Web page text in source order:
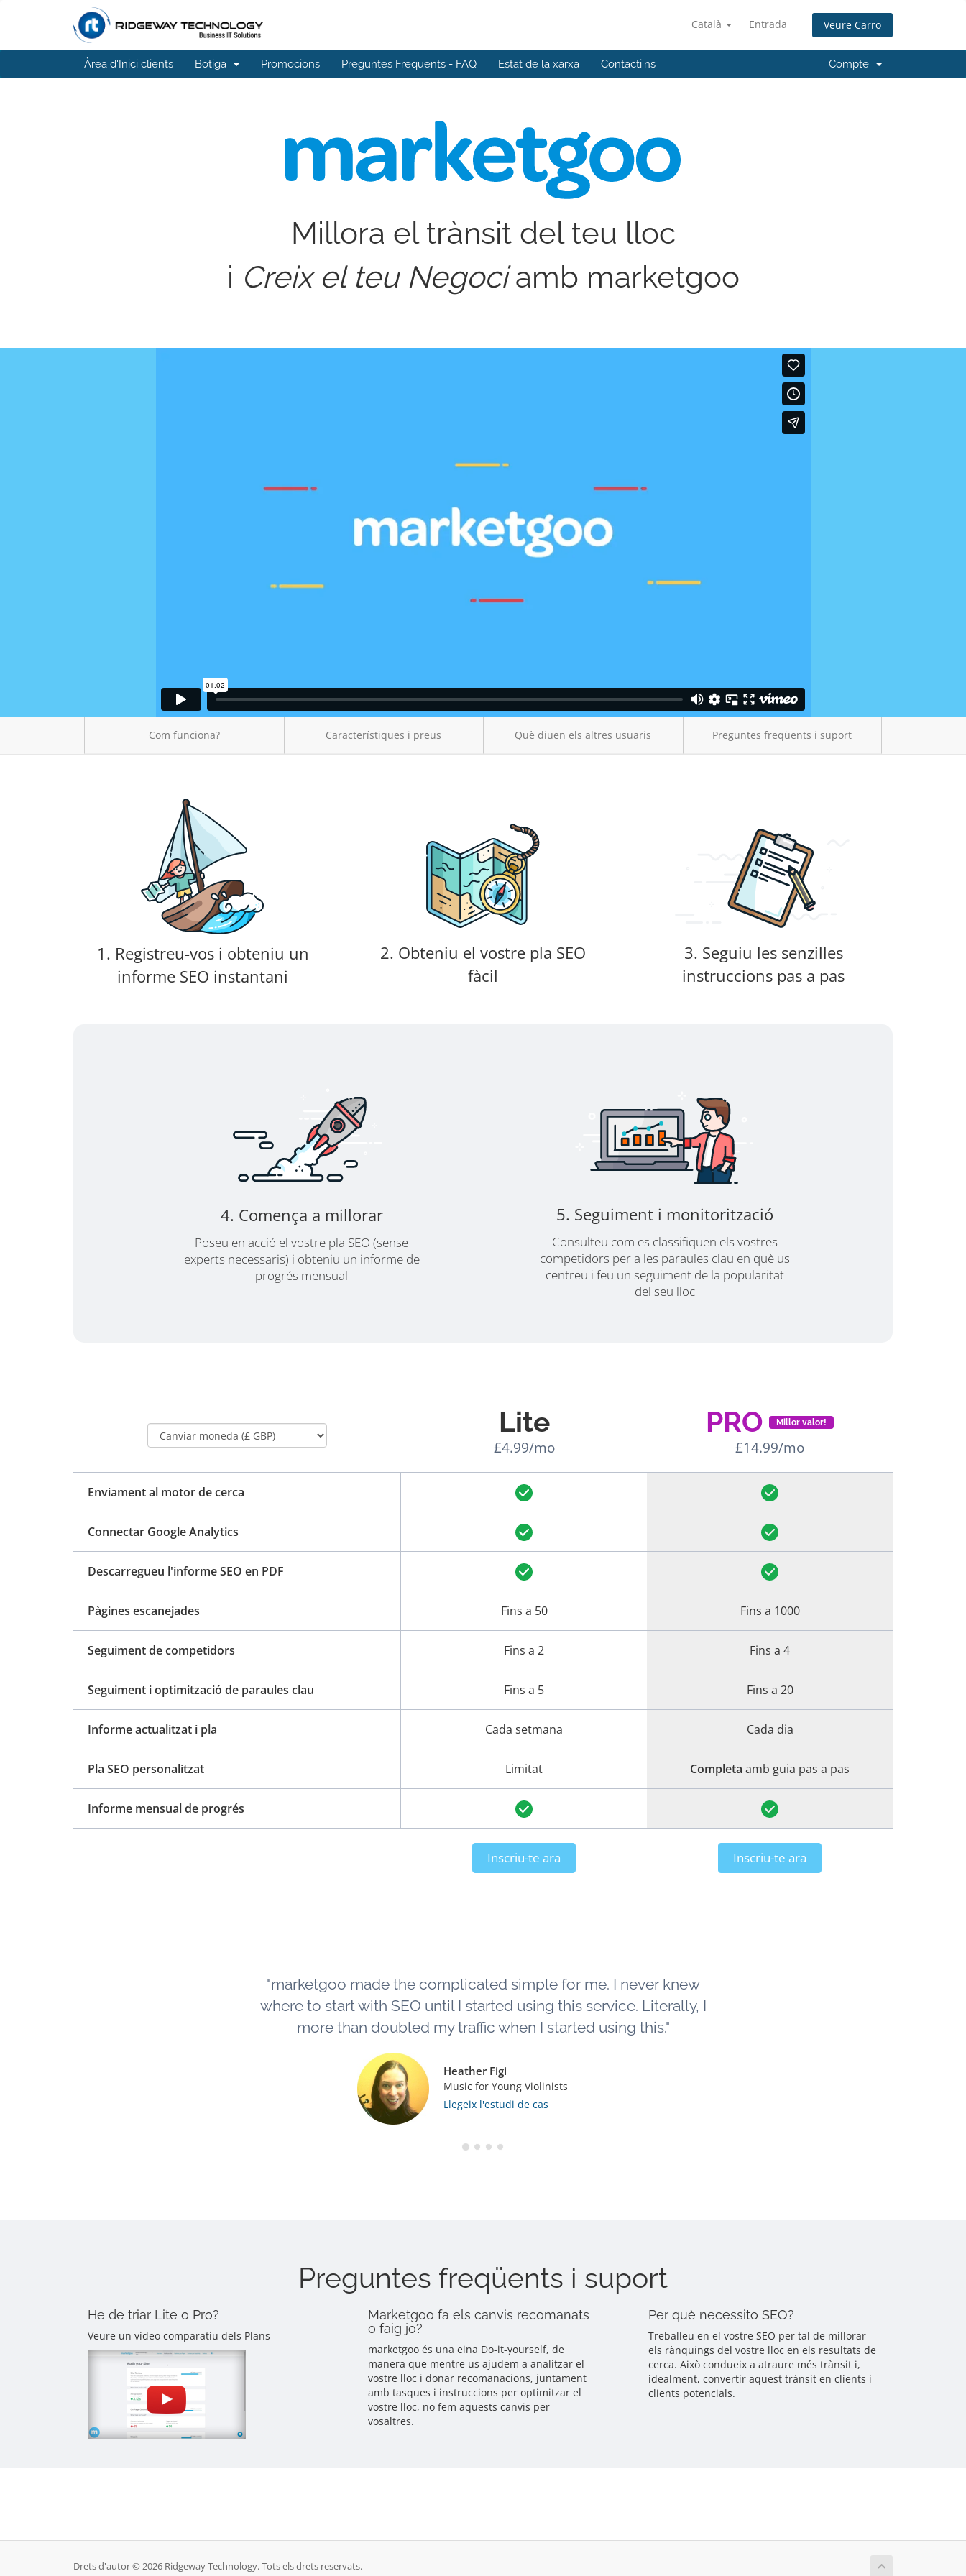
Català Entrada Veure Carro
Àrea d'Inici clients Botiga Promocions Preguntes Freqüents - FAQ Estat de la xarxa Contacti'ns Compte
Millora el trànsit del teu lloc
i Creix el teu Negociamb marketgoo
Com funciona? Característiques i preus Què diuen els altres usuaris Preguntes freqüents i suport
1. Registreu-vos i obteniu un
informe SEO instantani
2. Obteniu el vostre pla SEO
fàcil
3. Seguiu les senzilles
instruccions pas a pas
4. Comença a millorar
Poseu en acció el vostre pla SEO (sense
experts necessaris) i obteniu un informe de
progrés mensual
5. Seguiment i monitorització
Consulteu com es classifiquen els vostres
competidors per a les paraules clau en què us
centreu i feu un seguiment de la popularitat
del seu lloc
Enviament al motor de cerca
Connectar Google Analytics
Descarregueu l'informe SEO en PDF
Pàgines escanejades
Seguiment de competidors
Seguiment i optimització de paraules clau
Informe actualitzat i pla
Pla SEO personalitzat
Informe mensual de progrés
Lite
£4.99/mo
Fins a 50
Fins a 2
Fins a 5
Cada setmana
Limitat
Inscriu-te ara
PRO Millor valor!
£14.99/mo
Fins a 1000
Fins a 4
Fins a 20
Cada dia
Completa amb guia pas a pas
Inscriu-te ara
"marketgoo made the complicated simple for me. I never knew
where to start with SEO until I started using this service. Literally, I
more than doubled my traffic when I started using this."
Heather Figi
Music for Young Violinists
Llegeix l'estudi de cas
Preguntes freqüents i suport
He de triar Lite o Pro?
Veure un vídeo comparatiu dels Plans
Marketgoo fa els canvis recomanats
o faig jo?
marketgoo és una eina Do-it-yourself, de
manera que mentre us ajudem a analitzar el
vostre lloc i donar recomanacions, juntament
amb tasques i instruccions per optimitzar el
vostre lloc, no fem aquests canvis per
vosaltres.
Per què necessito SEO?
Treballeu en el vostre SEO per tal de millorar
els rànquings del vostre lloc en els resultats de
cerca. Això condueix a atraure més trànsit i,
idealment, convertir aquest trànsit en clients i
clients potencials.
Drets d'autor © 2026 Ridgeway Technology. Tots els drets reservats.